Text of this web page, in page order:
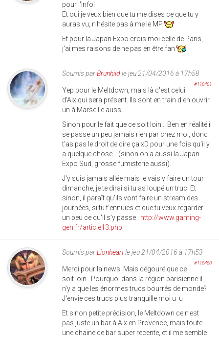
pour l'info!
Et oui je veux bien que tu me dises ce que tu y
auras vu, n'hésite pas à me le MP
Et pour la Japan Expo crois moi celle de Paris,
j'ai mes raisons de ne pas en être fan
Soumis parBrunhildle jeu 21/04/2016 à 17h58
#118481
Yep pour le Meltdown, mais là c'est celui
d'Aix qui sera présent. Ils sont en train d'en ouvrir
un à Marseille aussi.
Sinon pour le fait que ce soit loin... Ben en réalité il
se passe un peu jamais rien par chez moi, donc
t'as pas le droit de dire ça xD pour une fois qu'il y
a quelque chose... (sinon on a aussi la Japan
Expo Sud, grosse fumisterie aussi).
J'y suis jamais allée mais je vais y faire un tour
dimanche, je te dirai si tu as loupé un truc! Et
sinon, il paraît qu'ils vont faire un stream des
journées, si tu t'ennuies et que tu veux regarder
un peu ce qu'il s'y passe : http://www.gaming-
gen.fr/article13.php
Soumis parLionheartle jeu 21/04/2016 à 17h53
#118480
Merci pour la news! Mais dégouré que ce
soit loin.. Pourquoi dans la région parisienne il
n'y a que les énormes trucs bourrés de monde?
J'envie ces trucs plus tranquille moi u_u
Et sinon petite précision, le Meltdown ce n'est
pas juste un bar à Aix en Provence, mais toute
une chaine de bar super récente, et il me semble